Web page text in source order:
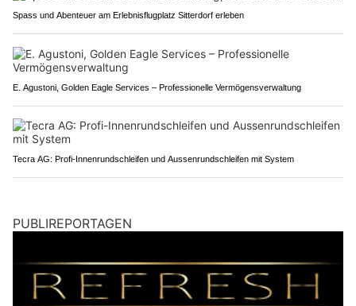
Spass und Abenteuer am Erlebnisflugplatz Sitterdorf erleben
E. Agustoni, Golden Eagle Services – Professionelle Vermögensverwaltung
Tecra AG: Profi-Innenrundschleifen und Aussenrundschleifen mit System
PUBLIREPORTAGEN